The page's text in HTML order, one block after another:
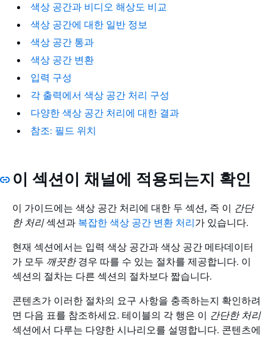
색상 공간과 비디오 해상도 비교
색상 공간에 대한 일반 정보
색상 공간 통과
색상 공간 변환
입력 구성
각 출력에서 색상 공간 처리 구성
다양한 색상 공간 처리에 대한 결과
참조: 필드 위치
이 섹션이 채널에 적용되는지 확인
이 가이드에는 색상 공간 처리에 대한 두 섹션, 즉 이 간단
한 처리섹션과 복잡한 색상 공간 변환 처리가 있습니다.
현재 섹션에서는 입력 색상 공간과 색상 공간 메타데이터
가 모두 깨끗한경우 따를 수 있는 절차를 제공합니다. 이
섹션의 절차는 다른 섹션의 절차보다 짧습니다.
콘텐츠가 이러한 절차의 요구 사항을 충족하는지 확인하려
면 다음 표를 참조하세요. 테이블의 각 행은 이 간단한 처리
섹션에서 다루는 다양한 시나리오를 설명합니다. 콘텐츠에